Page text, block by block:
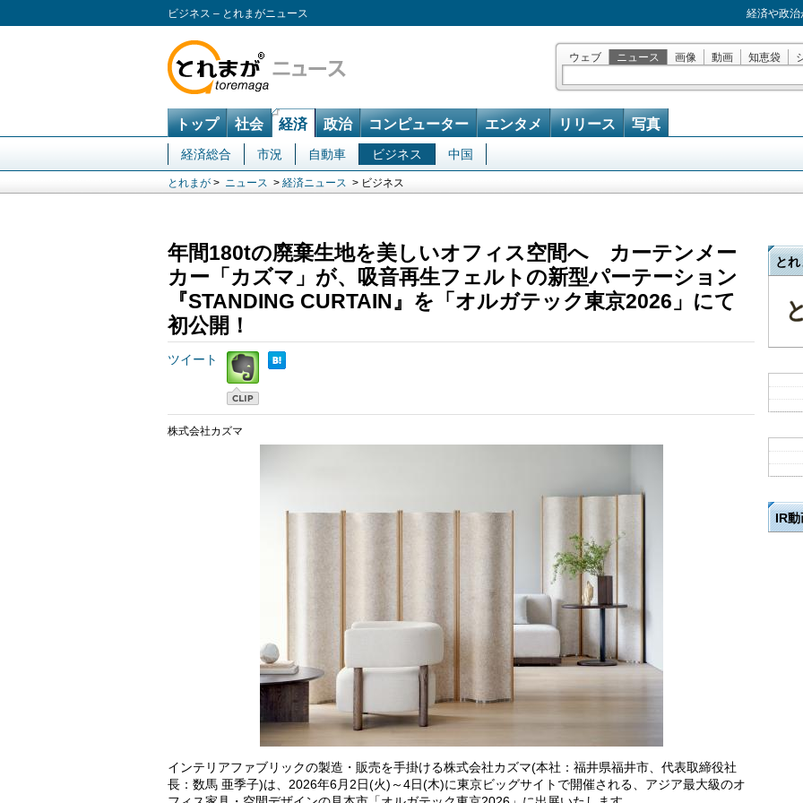
ビジネス – とれまがニュース 経済や政
ウェブ ニュース 画像 動画 知恵袋
トップ 社会 経済 政治 コンピューター エンタメ リリース 写真
経済総合 市況 自動車 ビジネス 中国
とれまが > ニュース > 経済ニュース > ビジネス
年間180tの廃棄生地を美しいオフィス空間へ カーテンメー
カー「カズマ」が、吸音再生フェルトの新型パーテーション
『STANDING CURTAIN』を「オルガテック東京2026」にて
初公開！
ツイート
株式会社カズマ
インテリアファブリックの製造・販売を手掛ける株式会社カズマ(本社：福井県福井市、代表取締役社
長：数馬 亜季子)は、2026年6月2日(火)～4日(木)に東京ビッグサイトで開催される、アジア最大級のオ
とれ
IR動